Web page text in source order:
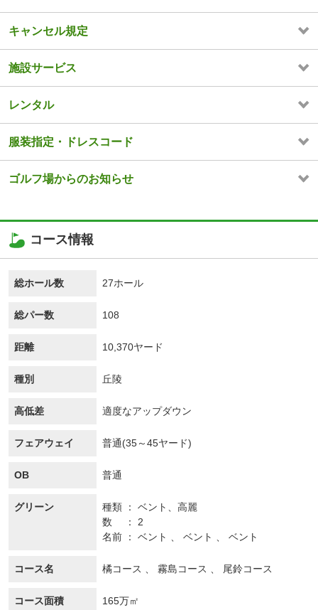
キャンセル規定
施設サービス
レンタル
服装指定・ドレスコード
ゴルフ場からのお知らせ
コース情報
総ホール数 27ホール
総パー数 108
距離 10,370ヤード
種別 丘陵
高低差 適度なアップダウン
フェアウェイ 普通(35～45ヤード)
OB 普通
グリーン 種類 ベント、高麗
数
2
名前
ベント 、 ベント 、 ベント
コース名 橘コース 、 霧島コース 、 尾鈴コース
コース面積 165万㎡